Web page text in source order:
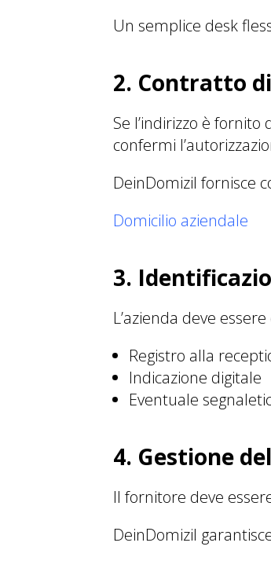
Un semplice desk
2. Contratto
Se l’indirizzo è
confermi
DeinDomizil fornisce
Domicilio aziendale
3.
L’azienda deve
Registro alla
Indicazione digitale
Eventuale
4. Gestione
Il fornitore deve
DeinDomizil